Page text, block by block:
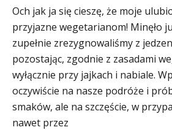
Och jak ja się cieszę, że moje
przyjazne wegetarianom! Minęło
zupełnie zrezygnowaliśmy z
pozostając, zgodnie z zasadami
wyłącznie przy jajkach i nabiale.
oczywiście na nasze podróże i
smaków, ale na szczęście, w
nawet przez